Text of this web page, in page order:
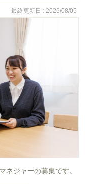
最終更新日 : 2026/08/05
ネジャーの募集です。